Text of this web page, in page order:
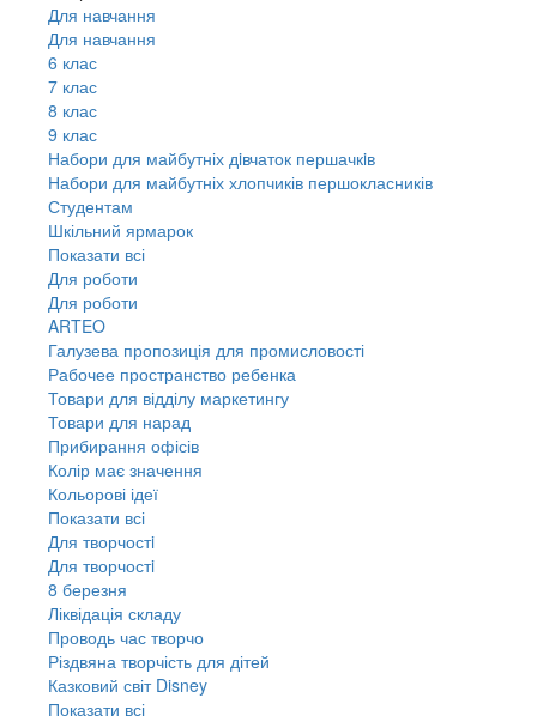
Для навчання
Для навчання
6 клас
7 клас
8 клас
9 клас
Набори для майбутніх дiвчаток першачкiв
Набори для майбутніх хлопчиків першокласників
Студентам
Шкільний ярмарок
Показати всі
Для роботи
Для роботи
ARTEO
Галузева пропозиція для промисловості
Рабочее пространство ребенка
Товари для відділу маркетингу
Товари для нарад
Прибирання офісів
Колір має значення
Кольорові ідеї
Показати всі
Для творчостi
Для творчостi
8 березня
Ліквідація складу
Проводь час творчо
Різдвяна творчість для дітей
Казковий світ Disney
Показати всі